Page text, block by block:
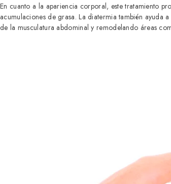
En cuanto a la apariencia corporal, este tratamiento
acumulaciones de grasa. La diatermia también
de la musculatura abdominal y remodelando áreas